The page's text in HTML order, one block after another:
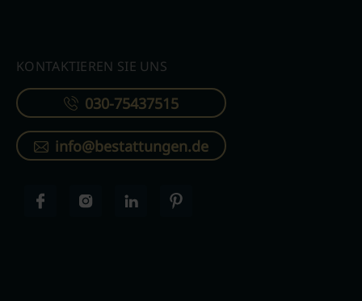
KONTAKTIEREN SIE UNS
030-75437515
info@bestattungen.de